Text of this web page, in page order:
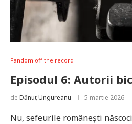
Fandom off the record
Episodul 6: Autorii
de Dănuț Ungureanu 5 martie 2026
Nu, sefeurile românești